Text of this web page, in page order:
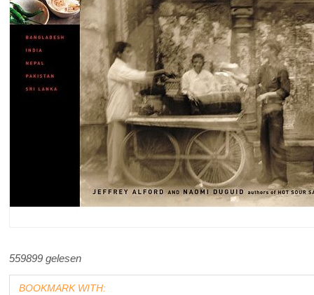
559899 gelesen
BOOKMARK WITH: